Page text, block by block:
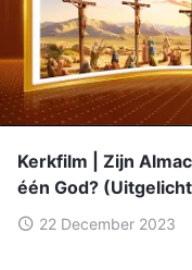
Kerkfilm | Zijn
één God?
22 December 2023